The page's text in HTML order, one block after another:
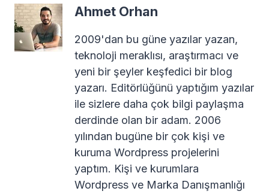
Ahmet Orhan
2009'dan bu güne yazılar yazan,
teknoloji meraklısı, araştırmacı ve
yeni bir şeyler keşfedici bir blog
yazarı. Editörlüğünü yaptığım yazılar
ile sizlere daha çok bilgi paylaşma
derdinde olan bir adam. 2006
yılından bugüne bir çok kişi ve
kuruma Wordpress projelerini
yaptım. Kişi ve kurumlara
Wordpress ve Marka Danışmanlığı